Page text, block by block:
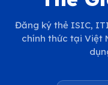
Đăng ký thẻ ISIC,
chính thức tại Việt